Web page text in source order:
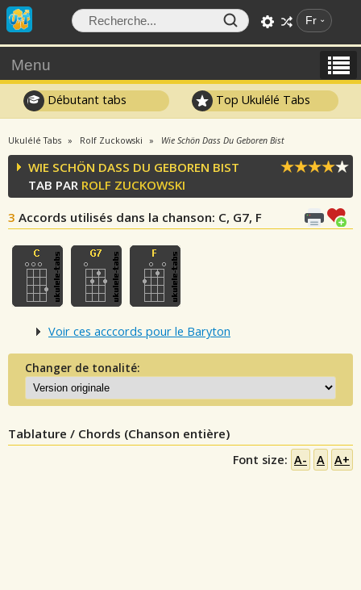
Fr
Menu
Débutant tabs Top Ukulélé Tabs
Ukulélé Tabs Rolf Zuckowski Wie Schön Dass Du Geboren Bist
WIE SCHÖN DASS DU GEBOREN BIST
TAB PAR ROLF ZUCKOWSKI
3 Accords utilisés dans la chanson: C, G7, F
Voir ces acccords pour le Baryton
Changer de tonalité:
Tablature / Chords (Chanson entière)
Font size: A- A A+